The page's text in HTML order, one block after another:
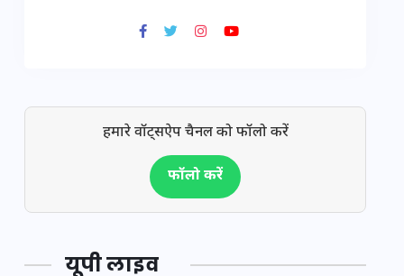
हमारे वॉट्सऐप चैनल को फॉलो करें
फॉलो करें
यूपी लाइव